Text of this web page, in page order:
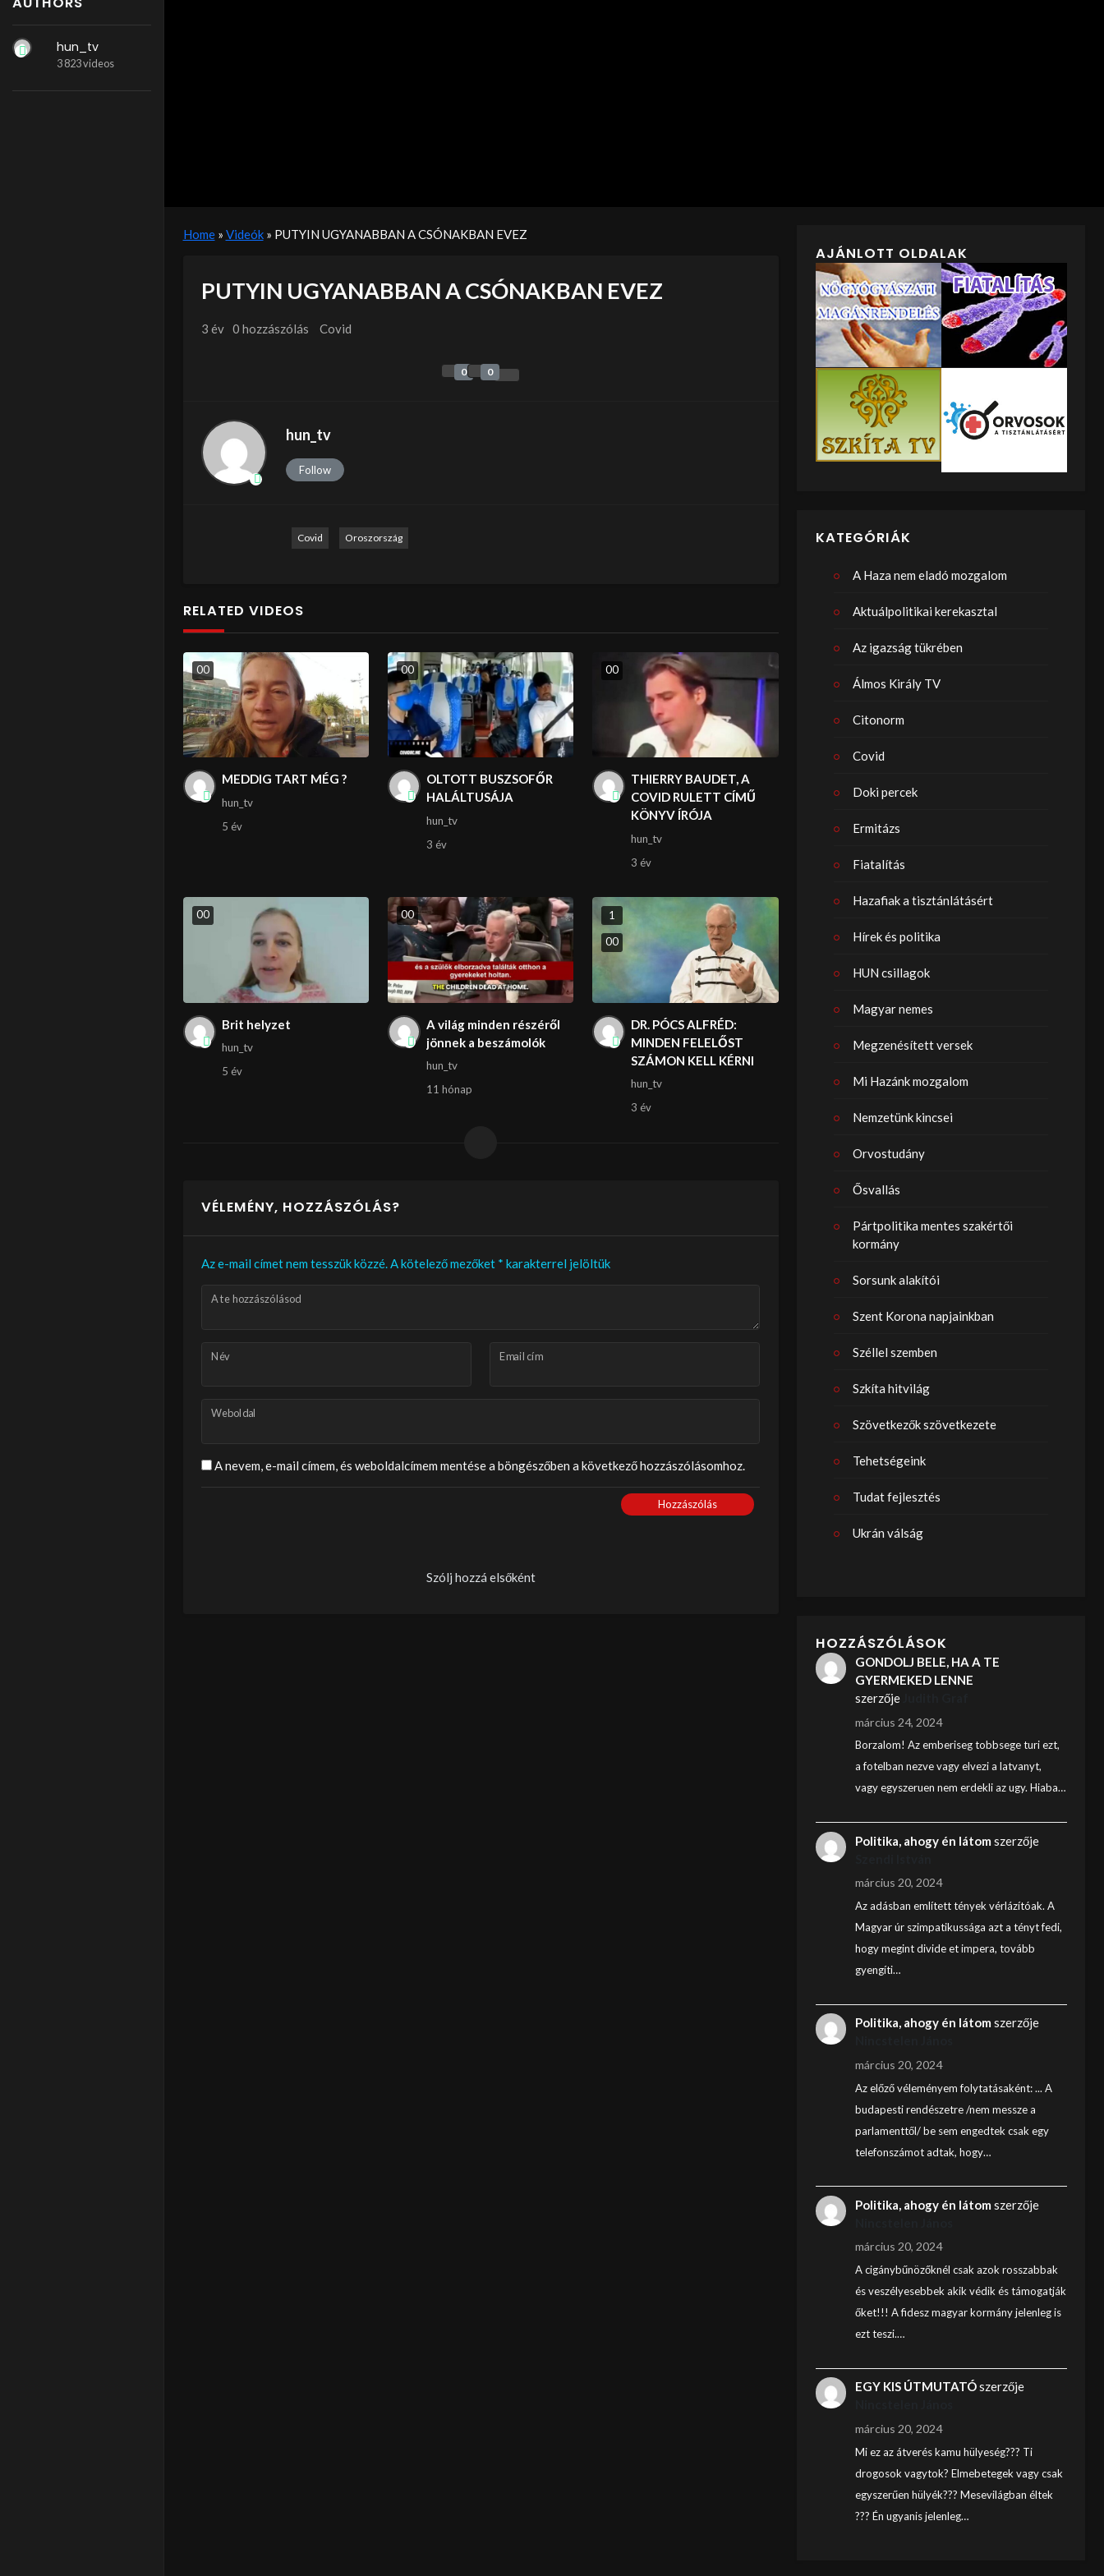
hun_tv
3 823 videos
Home» Videók» PUTYIN UGYANABBAN A CSÓNAKBAN EVEZ
PUTYIN UGYANABBAN A CSÓNAKBAN EVEZ
3 év 0 hozzászólás Covid
0 0
hun_tv
Follow
Covid Oroszország
RELATED VIDEOS
00
MEDDIG TART MÉG ?
hun_tv
5 év
00
OLTOTT BUSZSOFŐR
HALÁLTUSÁJA
hun_tv
3 év
00
THIERRY BAUDET, A
COVID RULETT CÍMŰ
KÖNYV ÍRÓJA
hun_tv
3 év
00
Brit helyzet
hun_tv
5 év
00
A világ minden részéről
jönnek a beszámolók
hun_tv
11 hónap
1
00
DR. PÓCS ALFRÉD:
MINDEN FELELŐST
SZÁMON KELL KÉRNI
hun_tv
3 év
VÉLEMÉNY, HOZZÁSZÓLÁS?
Az e-mail címet nem tesszük közzé.A kötelező mezőket * karakterrel jelöltük
A te hozzászólásod
Név Email cím
Weboldal
A nevem, e-mail címem, és weboldalcímem mentése a böngészőben a következő hozzászólásomhoz.
Hozzászólás
Szólj hozzá elsőként
AJÁNLOTT OLDALAK
KATEGÓRIÁK
A Haza nem eladó mozgalom
Aktuálpolitikai kerekasztal
Az igazság tükrében
Álmos Király TV
Citonorm
Covid
Doki percek
Ermitázs
Fiatalítás
Hazafiak a tisztánlátásért
Hírek és politika
HUN csillagok
Magyar nemes
Megzenésített versek
Mi Hazánk mozgalom
Nemzetünk kincsei
Orvostudány
Ősvallás
Pártpolitika mentes szakértői
kormány
Sorsunk alakítói
Szent Korona napjainkban
Széllel szemben
Szkíta hitvilág
Szövetkezők szövetkezete
Tehetségeink
Tudat fejlesztés
Ukrán válság
HOZZÁSZÓLÁSOK
GONDOLJ BELE, HA A TE
GYERMEKED LENNE
szerzője
március 24, 2024
Borzalom! Az emberiseg tobbsege turi ezt,
a fotelban nezve vagy elvezi a latvanyt,
vagy egyszeruen nem erdekli az ugy. Hiaba…
Politika, ahogy én látom szerzője
március 20, 2024
Az adásban említett tények vérlázítóak. A
Magyar úr szimpatikussága azt a tényt fedi,
hogy megint divide et impera, tovább
gyengíti…
Politika, ahogy én látom szerzője
március 20, 2024
Az előző véleményem folytatásaként: ... A
budapesti rendészetre /nem messze a
parlamenttől/ be sem engedtek csak egy
telefonszámot adtak, hogy…
Politika, ahogy én látom szerzője
március 20, 2024
A cigánybűnözőknél csak azok rosszabbak
és veszélyesebbek akik védik és támogatják
őket!!! A fidesz magyar kormány jelenleg is
ezt teszi.…
EGY KIS ÚTMUTATÓszerzője
március 20, 2024
Mi ez az átverés kamu hülyeség??? Ti
drogosok vagytok? Elmebetegek vagy csak
egyszerűen hülyék??? Mesevilágban éltek
??? Én ugyanis jelenleg…